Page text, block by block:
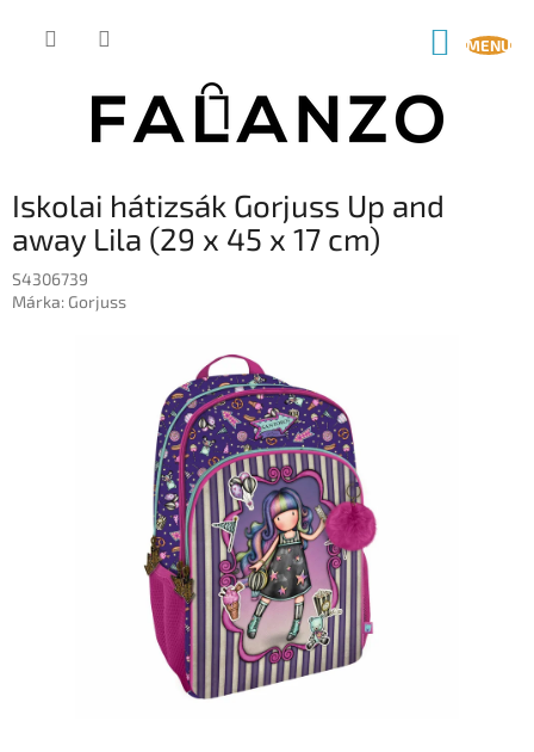
KOSÁR
Iskolai hátizsák Gorjuss Up and
away Lila (29 x 45 x 17 cm)
S4306739
Márka: Gorjuss